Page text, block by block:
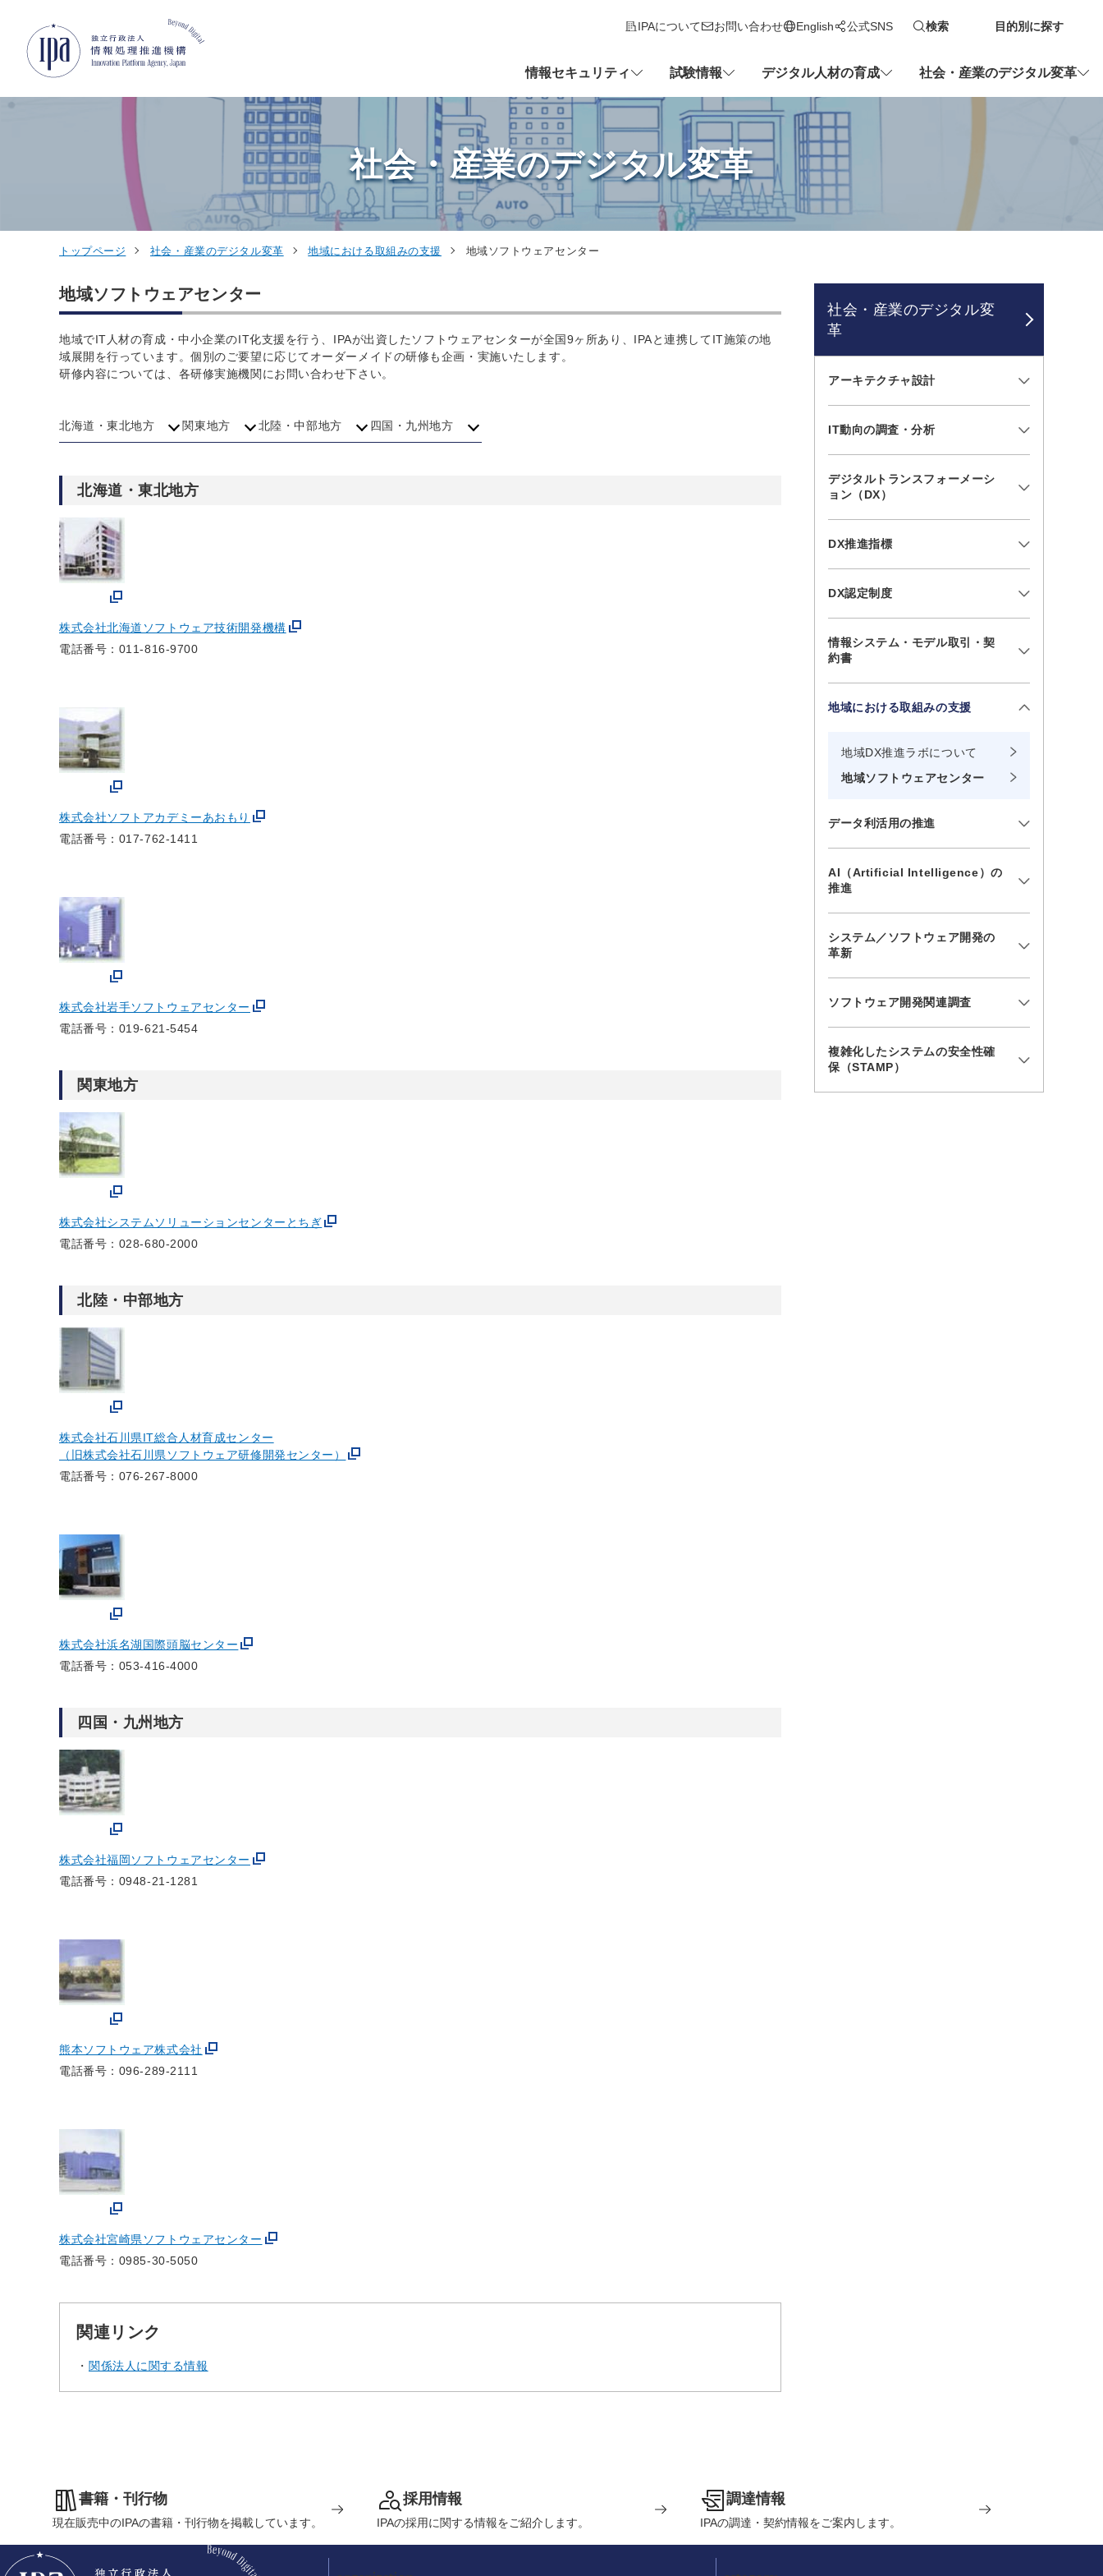
IPAについて
お問い合わせ English
新しいタブで開きます
公式SNS 検索 目的別に探す
情報セキュリティ 試験情報 デジタル人材の育成 社会・産業のデジタル変革
社会・産業のデジタル変革
トップページ 社会・産業のデジタル変革 地域における取組みの支援 地域ソフトウェアセンター
地域ソフトウェアセンター
地域でIT人材の育成・中小企業のIT化支援を行う、IPAが出資したソフトウェアセンターが全国9ヶ所あり、IPAと連携してIT施策の地
域展開を行っています。個別のご要望に応じてオーダーメイドの研修も企画・実施いたします。
研修内容については、各研修実施機関にお問い合わせ下さい。
北海道・東北地方 関東地方 北陸・中部地方 四国・九州地方
北海道・東北地方
株式会社北海道ソフトウェア技術開発機構
電話番号：011-816-9700
株式会社ソフトアカデミーあおもり
電話番号：017-762-1411
株式会社岩手ソフトウェアセンター
電話番号：019-621-5454
関東地方
株式会社システムソリューションセンターとちぎ
電話番号：028-680-2000
北陸・中部地方
株式会社石川県IT総合人材育成センター
（旧株式会社石川県ソフトウェア研修開発センター）
電話番号：076-267-8000
株式会社浜名湖国際頭脳センター
電話番号：053-416-4000
四国・九州地方
株式会社福岡ソフトウェアセンター
電話番号：0948-21-1281
熊本ソフトウェア株式会社
電話番号：096-289-2111
株式会社宮崎県ソフトウェアセンター
電話番号：0985-30-5050
関連リンク
関係法人に関する情報
社会・産業のデジタル変
革
アーキテクチャ設計
IT動向の調査・分析
デジタルトランスフォーメーシ
ョン（DX）
DX推進指標
DX認定制度
情報システム・モデル取引・契
約書
地域における取組みの支援
地域DX推進ラボについて
地域ソフトウェアセンター
データ利活用の推進
AI（Artificial Intelligence）の
推進
システム／ソフトウェア開発の
革新
ソフトウェア開発関連調査
複雑化したシステムの安全性確
保（STAMP）
書籍・刊行物
現在販売中のIPAの書籍・刊行物を掲載しています。
採用情報
IPAの採用に関する情報をご紹介します。
調達情報
IPAの調達・契約情報をご案内します。